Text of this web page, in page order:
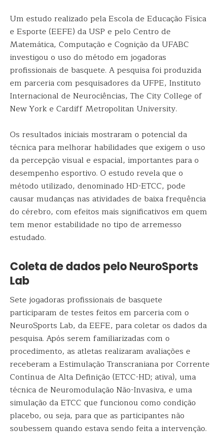
Um estudo realizado pela Escola de Educação Física
e Esporte (EEFE) da USP e pelo Centro de
Matemática, Computação e Cognição da UFABC
investigou o uso do método em jogadoras
profissionais de basquete. A pesquisa foi produzida
em parceria com pesquisadores da UFPE, Instituto
Internacional de Neurociências, The City College of
New York e Cardiff Metropolitan University.
Os resultados iniciais mostraram o potencial da
técnica para melhorar habilidades que exigem o uso
da percepção visual e espacial, importantes para o
desempenho esportivo. O estudo revela que o
método utilizado, denominado HD-ETCC, pode
causar mudanças nas atividades de baixa frequência
do cérebro, com efeitos mais significativos em quem
tem menor estabilidade no tipo de arremesso
estudado.
Coleta de dados pelo NeuroSports
Lab
Sete jogadoras profissionais de basquete
participaram de testes feitos em parceria com o
NeuroSports Lab, da EEFE, para coletar os dados da
pesquisa. Após serem familiarizadas com o
procedimento, as atletas realizaram avaliações e
receberam a Estimulação Transcraniana por Corrente
Contínua de Alta Definição (ETCC-HD; ativa), uma
técnica de Neuromodulação Não-Invasiva, e uma
simulação da ETCC que funcionou como condição
placebo, ou seja, para que as participantes não
soubessem quando estava sendo feita a intervenção.